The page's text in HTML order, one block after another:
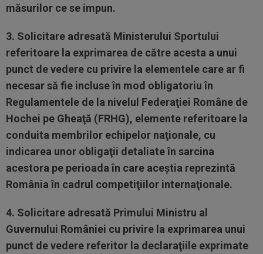
măsurilor ce se impun.
3. Solicitare adresată Ministerului Sportului
referitoare la exprimarea de către acesta a unui
punct de vedere cu privire la elementele care ar fi
necesar să fie incluse în mod obligatoriu în
Regulamentele de la nivelul Federaţiei Române de
Hochei pe Gheaţă (FRHG), elemente referitoare la
conduita membrilor echipelor naţionale, cu
indicarea unor obligaţii detaliate în sarcina
acestora pe perioada în care aceştia reprezintă
România în cadrul competiţiilor internaţionale.
4. Solicitare adresată Primului Ministru al
Guvernului României cu privire la exprimarea unui
punct de vedere referitor la declaraţiile exprimate